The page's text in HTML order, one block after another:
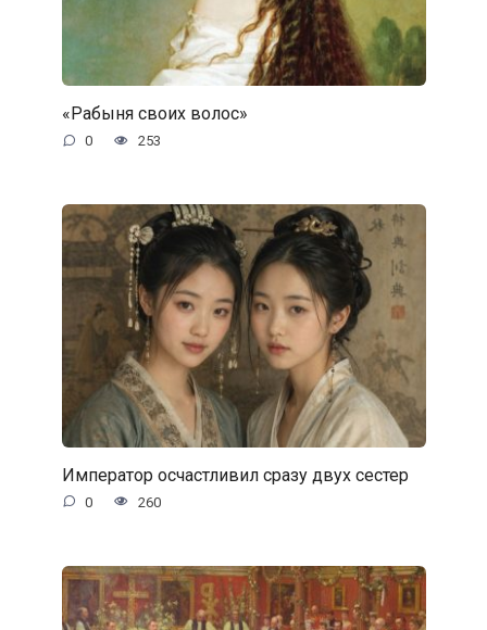
«Рабыня своих волос»
0 253
Император осчастливил сразу двух сестер
0 260